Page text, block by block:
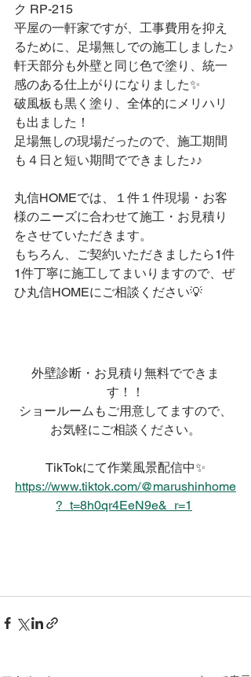
ク RP-215
平屋の一軒家ですが、工事費用を抑え
るために、足場無しでの施工しました♪
軒天部分も外壁と同じ色で塗り、統一
感のある仕上がりになりました✨
破風板も黒く塗り、全体的にメリハリ
も出ました！
足場無しの現場だったので、施工期間
も４日と短い期間でできました♪♪
丸信HOMEでは、１件１件現場・お客
様のニーズに合わせて施工・お見積り
をさせていただきます。
もちろん、ご契約いただきましたら1件
1件丁寧に施工してまいりますので、ぜ
ひ丸信HOMEにご相談ください💡
外壁診断・お見積り無料でできま
す！！
ショールームもご用意してますので、
お気軽にご相談ください。
TikTokにて作業風景配信中✨
https://www.tiktok.com/@marushinhome
?_t=8h0qr4EeN9e&_r=1